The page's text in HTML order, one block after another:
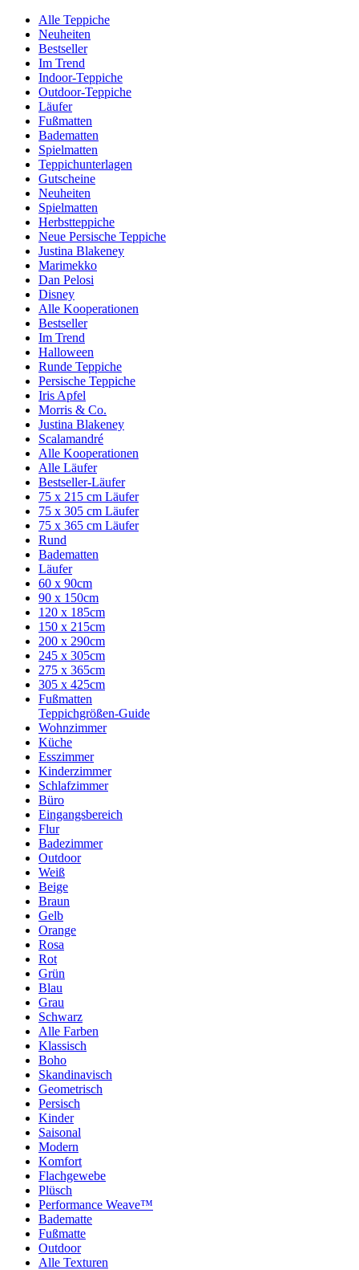
Alle Teppiche
Neuheiten
Bestseller
Im Trend
Indoor-Teppiche
Outdoor-Teppiche
Läufer
Fußmatten
Badematten
Spielmatten
Teppichunterlagen
Gutscheine
Neuheiten
Spielmatten
Herbstteppiche
Neue Persische Teppiche
Justina Blakeney
Marimekko
Dan Pelosi
Disney
Alle Kooperationen
Bestseller
Im Trend
Halloween
Runde Teppiche
Persische Teppiche
Iris Apfel
Morris & Co.
Justina Blakeney
Scalamandré
Alle Kooperationen
Alle Läufer
Bestseller-Läufer
75 x 215 cm Läufer
75 x 305 cm Läufer
75 x 365 cm Läufer
Rund
Badematten
Läufer
60 x 90cm
90 x 150cm
120 x 185cm
150 x 215cm
200 x 290cm
245 x 305cm
275 x 365cm
305 x 425cm
Fußmatten
Teppichgrößen-Guide
Wohnzimmer
Küche
Esszimmer
Kinderzimmer
Schlafzimmer
Büro
Eingangsbereich
Flur
Badezimmer
Outdoor
Weiß
Beige
Braun
Gelb
Orange
Rosa
Rot
Grün
Blau
Grau
Schwarz
Alle Farben
Klassisch
Boho
Skandinavisch
Geometrisch
Persisch
Kinder
Saisonal
Modern
Komfort
Flachgewebe
Plüsch
Performance Weave™
Badematte
Fußmatte
Outdoor
Alle Texturen